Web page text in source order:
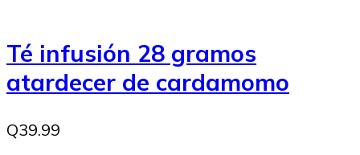
Té infusión 28 gramos
atardecer de cardamomo
Q39.99